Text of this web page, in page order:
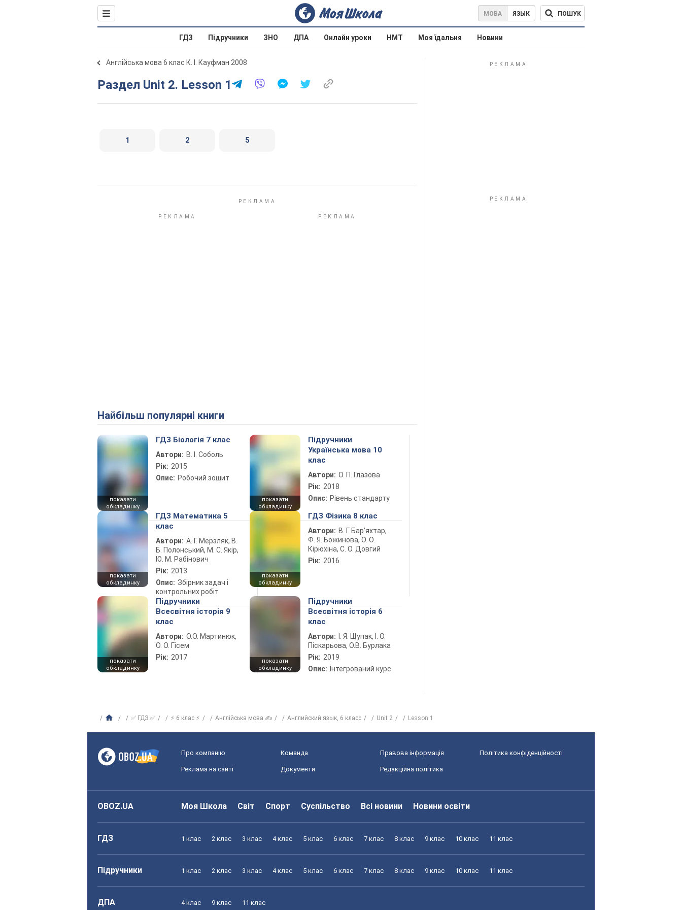
МОВА ЯЗЫК ПОШУК
ГДЗ Підручники ЗНО ДПА Онлайн уроки НМТ Моя їдальня Новини
Англійська мова 6 клас К. І. Кауфман 2008
Раздел Unit 2. Lesson 1
1 2 5
Найбільш популярні книги
показати
обкладинку
ГДЗ Біологія 7 клас
Автори: В. І. Соболь
Рік: 2015
Опис: Робочий зошит
показати
обкладинку
Підручники
Українська мова 10
клас
Автори: О. П. Глазова
Рік: 2018
Опис: Рівень стандарту
показати
обкладинку
ГДЗ Математика 5
клас
Автори: А. Г. Мерзляк, В.
Б. Полонський, М. С. Якір,
Ю. М. Рабінович
Рік: 2013
Опис: Збірник задач і
контрольних робіт
показати
обкладинку
ГДЗ Фізика 8 клас
Автори: В. Г. Бар’яхтар,
Ф. Я. Божинова, О. О.
Кірюхіна, С. О. Довгий
Рік: 2016
показати
обкладинку
Підручники
Всесвітня історія 9
клас
Автори: О.О. Мартинюк,
О. О. Гісем
Рік: 2017
показати
обкладинку
Підручники
Всесвітня історія 6
клас
Автори:
І. Я. Щупак, І. О.
Піскарьова, О.В. Бурлака
Рік: 2019
Опис: Інтегрований курс
✅ ГДЗ ✅ ⚡ 6 клас ⚡ Англійська мова ✍ Английский язык, 6 класс Unit 2 Lesson 1
Про компанію Команда Правова інформація Політика конфіденційності
Реклама на сайті Документи Редакційна політика
OBOZ.UA Моя Школа Світ Спорт Суспільство Всі новини Новини освіти
ГДЗ 1 клас 2 клас 3 клас 4 клас 5 клас 6 клас 7 клас 8 клас 9 клас 10 клас 11 клас
Підручники 1 клас 2 клас 3 клас 4 клас 5 клас 6 клас 7 клас 8 клас 9 клас 10 клас 11 клас
ДПА 4 клас 9 клас 11 клас